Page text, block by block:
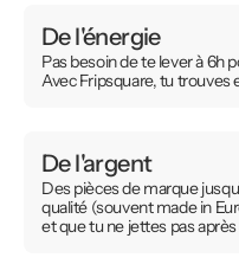
De l'énergie
Pas besoin de te lever à 6h
Avec Fripsquare, tu trouves
De l'argent
Des pièces de marque
qualité (souvent made in
et que tu ne jettes pas après